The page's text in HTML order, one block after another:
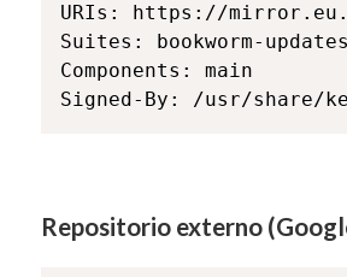
URIs: https://
Suites: bookworm-updates
Components: main
Signed-By: /usr/share/
Repositorio externo